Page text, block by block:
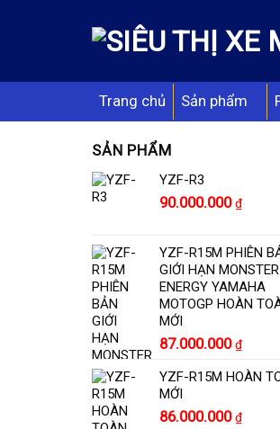
Trang chủ Sản phẩm
SẢN PHẨM
YZF-R3
Giá
132.000.000 ₫.
90.000.000₫Giá
tại
là:
YZF-R15M PHIÊN
GIỚI HẠN MONSTER
ENERGY YAMAHA
MOTOGP HOÀN
MỚI
87.000.000₫
YZF-R15M HOÀN
MỚI
86.000.000₫